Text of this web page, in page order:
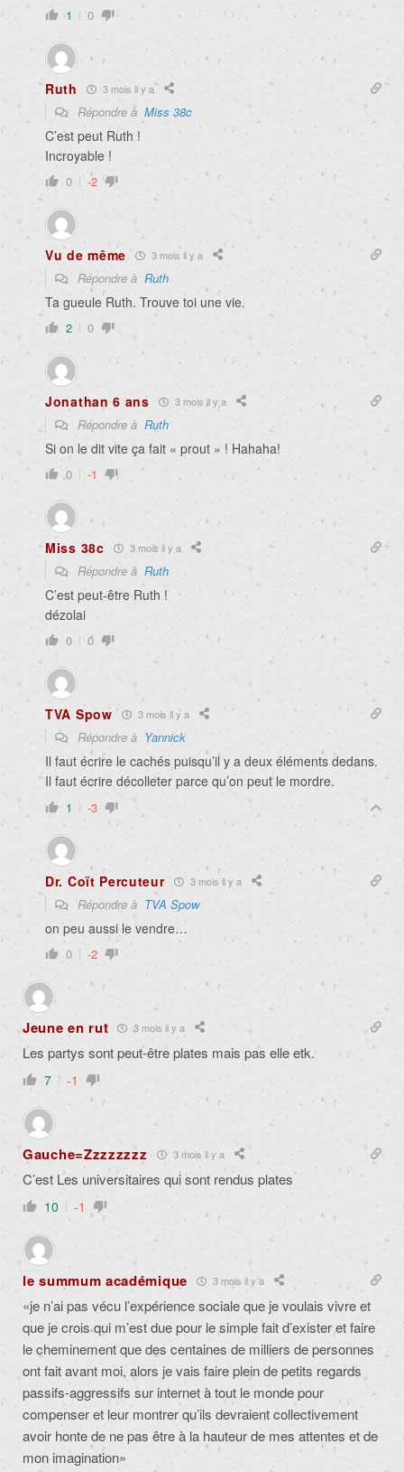
1 0
Ruth 3 mois il y a
Répondre à Miss 38c
C’est peut Ruth !
Incroyable !
0 -2
Vu de même 3 mois il y a
Répondre à Ruth
Ta gueule Ruth. Trouve toi une vie.
2 0
Jonathan 6 ans 3 mois il y a
Répondre à Ruth
Si on le dit vite ça fait « prout » ! Hahaha!
0 -1
Miss 38c 3 mois il y a
Répondre à Ruth
C’est peut-être Ruth !
dézolai
0 0
TVA Spow 3 mois il y a
Répondre à Yannick
Il faut écrire le cachés puisqu’il y a deux éléments dedans.
Il faut écrire décolleter parce qu’on peut le mordre.
1 -3
Dr. Coït Percuteur 3 mois il y a
Répondre à TVA Spow
on peu aussi le vendre…
0 -2
Jeune en rut 3 mois il y a
Les partys sont peut-être plates mais pas elle etk.
7 -1
Gauche=Zzzzzzzz 3 mois il y a
C’est Les universitaires qui sont rendus plates
10 -1
le summum académique 3 mois il y a
«je n’ai pas vécu l’expérience sociale que je voulais vivre et
que je crois qui m’est due pour le simple fait d’exister et faire
le cheminement que des centaines de milliers de personnes
ont fait avant moi, alors je vais faire plein de petits regards
passifs-aggressifs sur internet à tout le monde pour
compenser et leur montrer qu’ils devraient collectivement
avoir honte de ne pas être à la hauteur de mes attentes et de
mon imagination»